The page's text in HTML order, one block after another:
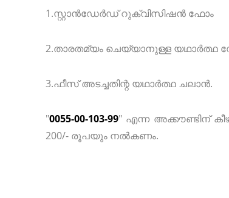
1.സ്റ്റാൻഡേർഡ് റുക്വിസിഷൻ ഫോം
2.താരതമ്യം ചെയ്യാനുള്ള യഥാർത്ഥ
3.ഫീസ് അടച്ചതിന്റ യഥാർത്ഥ ചലാൻ.
"0055-00-103-99" എന്ന അക്കൗണ്ടിന്
200/- രൂപയും നൽകണം.